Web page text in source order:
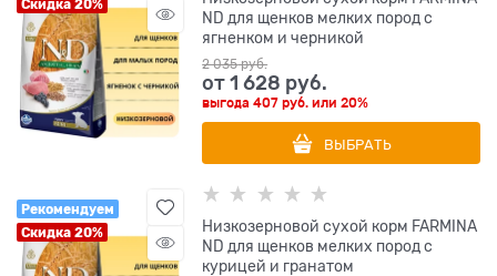
Скидка 20%
ND для щенков мелких пород с
ягненком и черникой
2 035 руб.
от1 628 руб.
выгода407 руб. или20%
ВЫБРАТЬ
Рекомендуем
Скидка 20%
Низкозерновой cухой корм FARMINA
ND для щенков мелких пород с
курицей и гранатом